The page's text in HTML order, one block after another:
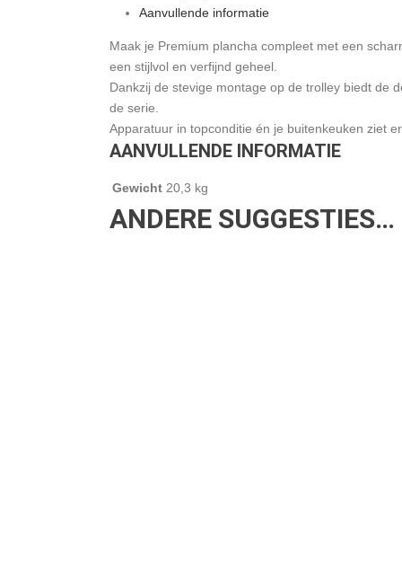
Aanvullende informatie
Maak je Premium plancha compleet met een
een stijlvol en verfijnd geheel.
Dankzij de stevige montage op de trolley biedt de
de serie.
Apparatuur in topconditie én je buitenkeuken ziet
AANVULLENDE INFORMATIE
Gewicht 20,3 kg
ANDERE SUGGESTIES…